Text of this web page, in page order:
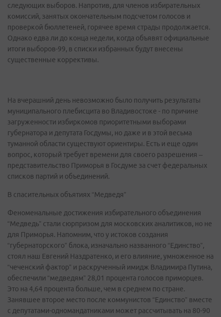
следующих выборов. Напротив, для членов избирательных
комиссий, занятых окончательным подсчетом голосов и
проверкой бюллетеней, горячее время страды продолжается.
Однако едва ли до конца недели, когда объявят официальные
итоги выборов-99, в списки избранных будут внесены
существенные коррективы.
На вчерашний день невозможно было получить результаты
муниципального плебисцита во Владивостоке - по причине
загруженности избиркомов приоритетными выборами
губернатора и депутата Госдумы, но даже и в этой весьма
туманной области существуют ориентиры. Есть и еще один
вопрос, который требует времени для своего разрешения –
представительство Приморья в Госдуме за счет федеральных
списков партий и объединений.
В спасительных объятиях “Медведя”
Феноменальные достижения избирательного объединения
“Медведь” стали сюрпризом для московских аналитиков, но не
для Приморья. Напомним, что у истоков создания
“губернаторского” блока, изначально названного “Единство”,
стоял наш Евгений Наздратенко, и его влияние, умноженное на
“чеченский фактор” и раскрученный имидж Владимира Путина,
обеспечили “медведям” 28,01 процента голосов приморцев.
Это на 4,64 процента больше, чем в среднем по стране.
Занявшее второе место после коммунистов “Единство” вместе
с депутатами-одномандатниками может рассчитывать на 80-90